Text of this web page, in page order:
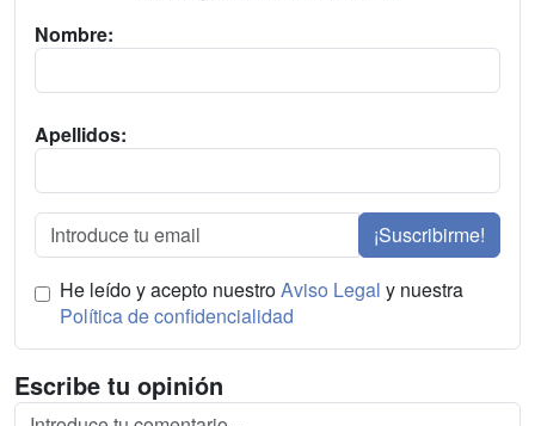
Nombre:
Apellidos:
¡Suscribirme!
He leído y acepto nuestroAviso Legal y nuestra
Política de confidencialidad
Escribe tu opinión